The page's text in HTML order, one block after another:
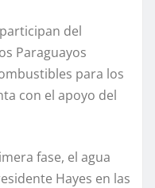
del
Paraguayos
para los
con el apoyo del
fase, el agua
Hayes en las